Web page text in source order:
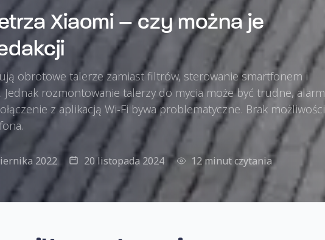
Xiaomi – czy można je
obrotowe talerze zamiast filtrów, sterowanie smartfonem i
rozmontowanie talerzy do mycia może być trudne, alarm
z aplikacją Wi-Fi bywa problematyczne. Brak możliwości
2022 20 listopada 2024 12 minut czytania